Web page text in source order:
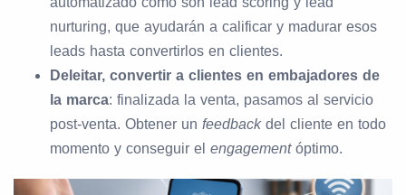
nurturing, que ayudarán a calificar y madurar esos
leads hasta convertirlos en clientes.
Deleitar, convertir a clientes en embajadores de
la marca: finalizada la venta, pasamos al servicio
post-venta. Obtener un feedbackdel cliente en todo
momento y conseguir el engagementóptimo.